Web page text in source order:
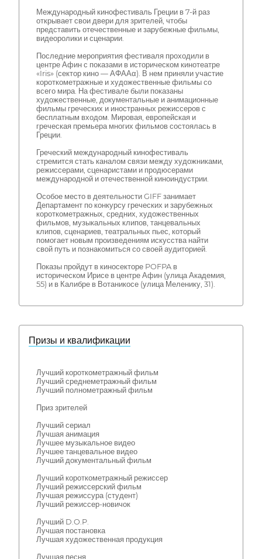
Международный кинофестиваль Греции в 7-й раз
открывает свои двери для зрителей, чтобы
представить отечественные и зарубежные фильмы,
видеоролики и сценарии.
Последние мероприятия фестиваля проходили в
центре Афин с показами в историческом кинотеатре
«Iris» (сектор кино — ΑΦΑΑα). В нем приняли участие
короткометражные и художественные фильмы со
всего мира. На фестивале были показаны
художественные, документальные и анимационные
фильмы греческих и иностранных режиссеров с
бесплатным входом. Мировая, европейская и
греческая премьера многих фильмов состоялась в
Греции.
Греческий международный кинофестиваль
стремится стать каналом связи между художниками,
режиссерами, сценаристами и продюсерами
международной и отечественной киноиндустрии.
Особое место в деятельности GIFF занимает
Департамент по конкурсу греческих и зарубежных
короткометражных, средних, художественных
фильмов, музыкальных клипов, танцевальных
клипов, сценариев, театральных пьес, который
помогает новым произведениям искусства найти
свой путь и познакомиться со своей аудиторией.
Показы пройдут в киносекторе POFPA в
историческом Ирисе в центре Афин (улица Академия,
55) и в Калибре в Вотаникосе (улица Меленику, 31).
Призы и квалификации
Лучший короткометражный фильм
Лучший среднеметражный фильм
Лучший полнометражный фильм
Приз зрителей
Лучший сериал
Лучшая анимация
Лучшее музыкальное видео
Лучшее танцевальное видео
Лучший документальный фильм
Лучший короткометражный режиссер
Лучший режиссерский фильм
Лучшая режиссура (студент)
Лучший режиссер-новичок
Лучший D.O.P.
Лучшая постановка
Лучшая художественная продукция
Лучшая песня